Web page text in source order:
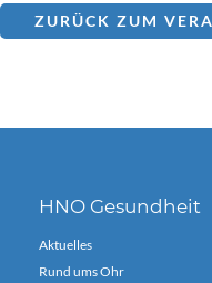
ZURÜCK ZUM
HNO Gesundheit
Aktuelles
Rund ums Ohr